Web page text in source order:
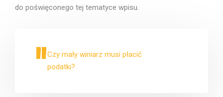
do poświęconego tej tematyce wpisu.
Czy mały winiarz musi płacić
podatki?